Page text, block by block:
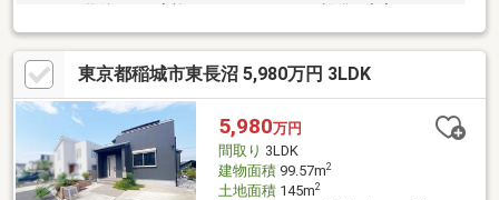
には目玉物件です。家族におすすめな3LDK。設備も充実していま
す。ご紹介している物件は南西向きです。陽射しの影響も考えま
しょう。2駅利用できる場所にあるので利便性が高いです。インテ
リアを楽しみたいなら、全居室フローリングはいかがですか。
東京都稲城市東長沼 5,980万円 3LDK
5,980万円
間取り 3LDK
建物面積99.57m2
土地面積145m2